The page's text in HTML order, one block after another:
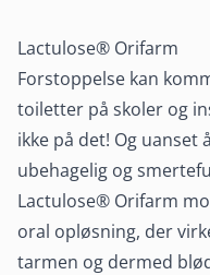
Lactulose® Orifarm
Forstoppelse kan
toiletter på skoler og
ikke på det! Og uanset
ubehagelig og
Lactulose® Orifarm
oral opløsning, der
tarmen og dermed